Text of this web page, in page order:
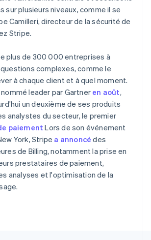
sur plusieurs niveaux, comme il se
Camilleri, directeur de la sécurité de
Stripe.
plus de 300 000 entreprises à
complexes, comme le
à chaque client et à quel moment.
leader par Gartner en août,
un deuxième de ses produits
analystes du secteur, le premier
paiement Lors de son événement
York, Stripe a annoncé des
de Billing, notamment la prise en
prestataires de paiement,
analyses et l'optimisation de la
Kong, Chine